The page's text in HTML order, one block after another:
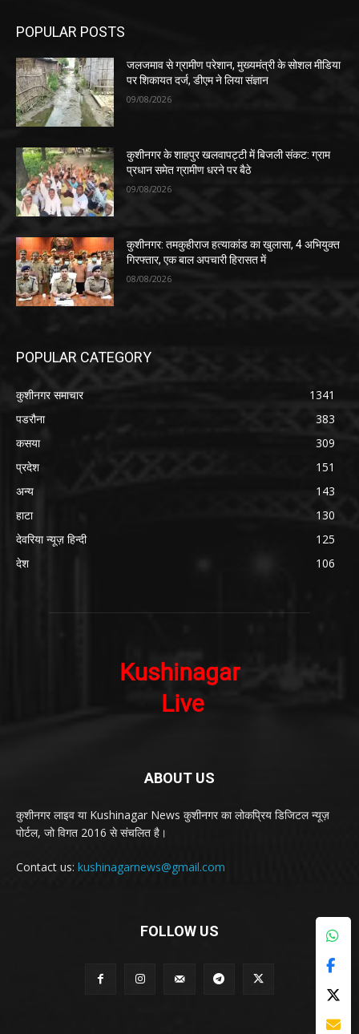
POPULAR POSTS
जलजमाव से ग्रामीण परेशान, मुख्यमंत्री के सोशल मीडिया
पर शिकायत दर्ज, डीएम ने लिया संज्ञान
09/08/2026
कुशीनगर के शाहपुर खलवापट्टी में बिजली संकट: ग्राम
प्रधान समेत ग्रामीण धरने पर बैठे
09/08/2026
कुशीनगर: तमकुहीराज हत्याकांड का खुलासा, 4 अभियुक्त
गिरफ्तार, एक बाल अपचारी हिरासत में
08/08/2026
POPULAR CATEGORY
कुशीनगर समाचार
1341
पडरौना
383
कसया
309
प्रदेश
151
अन्य
143
हाटा
130
देवरिया न्यूज़ हिन्दी
125
देश
106
ABOUT US
कुशीनगर लाइव या Kushinagar News कुशीनगर का लोकप्रिय डिजिटल न्यूज़
पोर्टल, जो विगत 2016 से संचलित है।
Contact us: kushinagarnews@gmail.com
FOLLOW US